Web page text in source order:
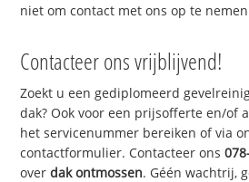
niet om contact met ons op te
Contacteer ons vrijblijvend!
Zoekt u een gediplomeerd
dak? Ook voor een prijsofferte en/of
het servicenummer bereiken of via
contactformulier. Contacteer ons
overdak ontmossen. Géén wachtrij,